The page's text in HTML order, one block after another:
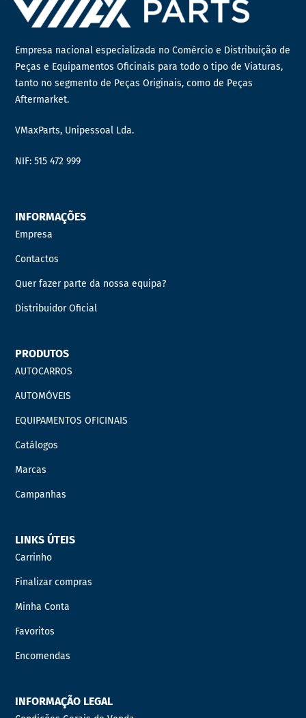
Empresa nacional especializada no Comércio e Distribuição de
Peças e Equipamentos Oficinais para todo o tipo de Viaturas,
tanto no segmento de Peças Originais, como de Peças
Aftermarket.
VMaxParts, Unipessoal Lda.
NIF: 515 472 999
INFORMAÇÕES
Empresa
Contactos
Quer fazer parte da nossa equipa?
Distribuidor Oficial
PRODUTOS
AUTOCARROS
AUTOMÓVEIS
EQUIPAMENTOS OFICINAIS
Catálogos
Marcas
Campanhas
LINKS ÚTEIS
Carrinho
Finalizar compras
Minha Conta
Favoritos
Encomendas
INFORMAÇÃO LEGAL